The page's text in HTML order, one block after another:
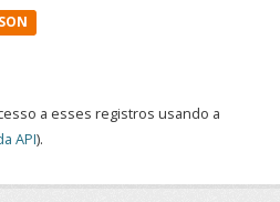
a esses registros usando a
API).